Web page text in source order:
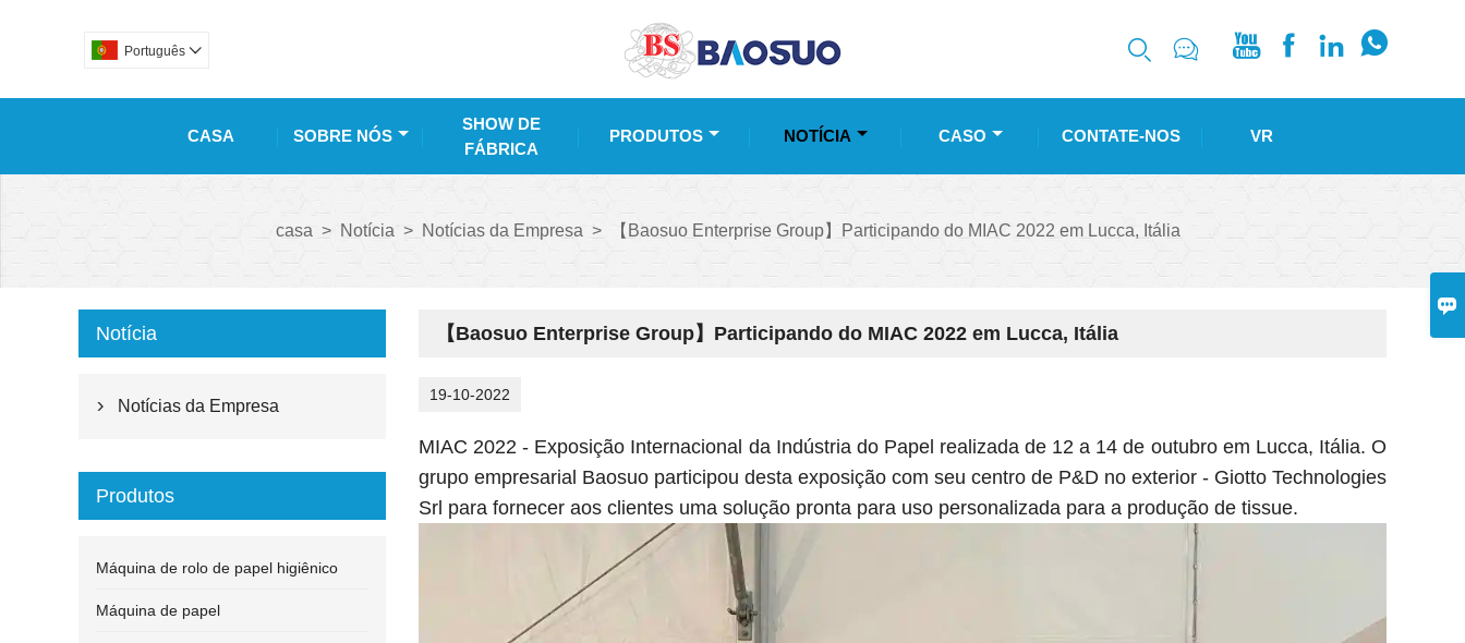

Português       
CASA SOBRE NÓS
SHOW DE
FÁBRICA
PRODUTOS NOTÍCIA CASO CONTATE-NOS VR
casa > Notícia > Notícias da Empresa > 【Baosuo Enterprise Group】Participando do MIAC 2022 em Lucca, Itália
【Baosuo Enterprise Group】Participando do MIAC 2022 em Lucca, Itália
19-10-2022
MIAC 2022 - Exposição Internacional da Indústria do Papel realizada de 12 a 14 de outubro em Lucca, Itália. O
grupo empresarial Baosuo participou desta exposição com seu centro de P&D no exterior - Giotto Technologies
Srl para fornecer aos clientes uma solução pronta para uso personalizada para a produção de tissue.
Notícia
 Notícias da Empresa
Produtos
Máquina de rolo de papel higiênico
Máquina de papel